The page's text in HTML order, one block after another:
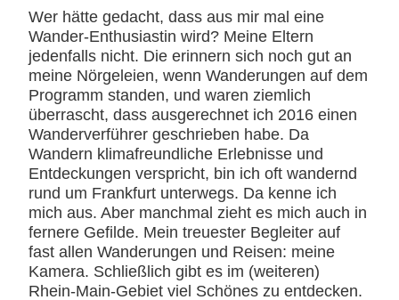
Wer hätte gedacht, dass aus mir mal eine
Wander-Enthusiastin wird? Meine Eltern
jedenfalls nicht. Die erinnern sich noch gut an
meine Nörgeleien, wenn Wanderungen auf dem
Programm standen, und waren ziemlich
überrascht, dass ausgerechnet ich 2016 einen
Wanderverführer geschrieben habe. Da
Wandern klimafreundliche Erlebnisse und
Entdeckungen verspricht, bin ich oft wandernd
rund um Frankfurt unterwegs. Da kenne ich
mich aus. Aber manchmal zieht es mich auch in
fernere Gefilde. Mein treuester Begleiter auf
fast allen Wanderungen und Reisen: meine
Kamera. Schließlich gibt es im (weiteren)
Rhein-Main-Gebiet viel Schönes zu entdecken.